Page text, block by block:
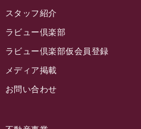
2022年9月
2022年8月
2022年7月
スタッフ紹介
ラビュー倶楽部
ラビュー倶楽部仮会員登録
メディア掲載
お問い合わせ